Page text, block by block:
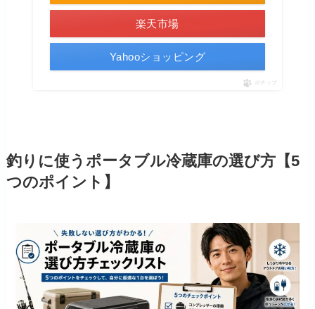
楽天市場
Yahooショッピング
ポチップ
釣りに使うポータブル冷蔵庫の選び方【5
つのポイント】